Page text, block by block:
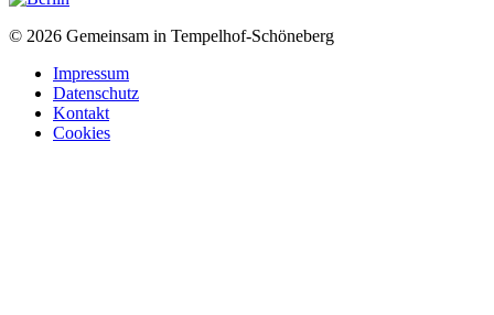
© 2026 Gemeinsam in Tempelhof-Schöneberg
Impressum
Datenschutz
Kontakt
Cookies